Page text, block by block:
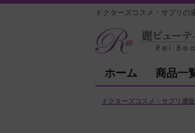
ドクターズコスメ・サプリ
ホーム 商品一
ドクターズコスメ・サプリ通